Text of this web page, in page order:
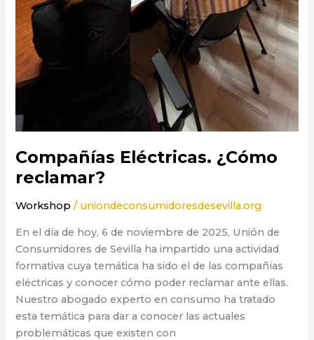
Compañías Eléctricas. ¿Cómo
reclamar?
Workshop / uniondeconsumidoresdesevilla.org
En el día de hoy, 6 de noviembre de 2025, Unión de
Consumidores de Sevilla ha impartido una actividad
formativa cuya temática ha sido el de las compañías
eléctricas y conocer cómo poder reclamar ante ellas.
Nuestro abogado experto en consumo ha tratado
esta temática para dar a conocer las actuales
problemáticas que existen con